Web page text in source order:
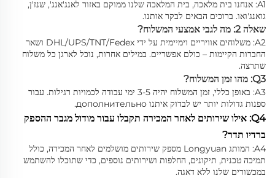
A1: אנחנו בית מלאכה, בית המלאכה שלנו ממוקם באזור לאנג'אנג', שנז'ן,
גואנג'ואו. ברוכים הבאים לבקר אותנו.
שאלה 2: מה לגבי אמצעי המשלוח?
A2: משלוחים אוויריים וימיימית על ידי DHL/UPS/TNT/Fedex ושאר
החברות הקיימות – כולם אפשריים. במילים אחרות, נוכל לארגן כל משלוח
שתרצה.
Q3: מהו זמן המשלוח?
A3: באופן כללי, זמן המשלוח יהיה 3-5 ימי עבודה לכמויות רגילות. עבור
ספנות גדולות יותר יש לבדוק איתנו дополнительно.
Q4: אילו שירותים לאחר המכירה תקבלו עבור מודול מגבר ההספק
ברדיו תדר?
A4: המותג Longyuan מספק שירותים מושלמים לאחר המכירה, כולל
תמיכה טכנית, תיקונים, החלפות ושירותים נוספים, כדי שתוכלו להשתמש
במכשורים שלנו ללא דאגה.